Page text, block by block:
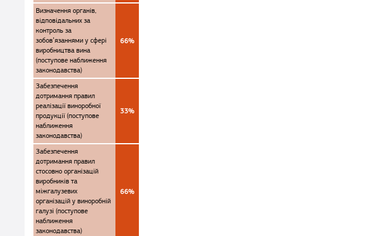
Визначення органів,
відповідальних за
контроль за
зобов’язаннями у сфері
виробництва вина
(поступове наближення
законодавства)
66%
Забезпечення
дотримання правил
реалізації виноробної
продукції (поступове
наближення
законодавства)
33%
Забезпечення
дотримання правил
стосовно організацій
виробників та
міжгалузевих
організацій у виноробній
галузі (поступове
наближення
законодавства)
66%